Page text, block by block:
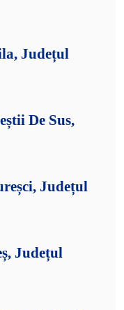
Județul
De Sus,
Județul
Județul